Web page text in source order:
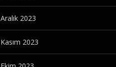
Aralık 2023
Kasım 2023